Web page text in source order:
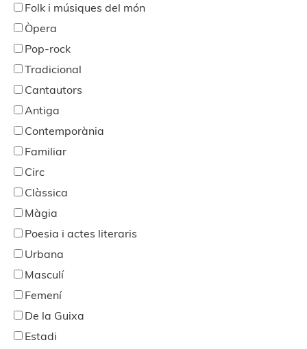
Folk i músiques del món
Òpera
Pop-rock
Tradicional
Cantautors
Antiga
Contemporània
Familiar
Circ
Clàssica
Màgia
Poesia i actes literaris
Urbana
Masculí
Femení
De la Guixa
Estadi